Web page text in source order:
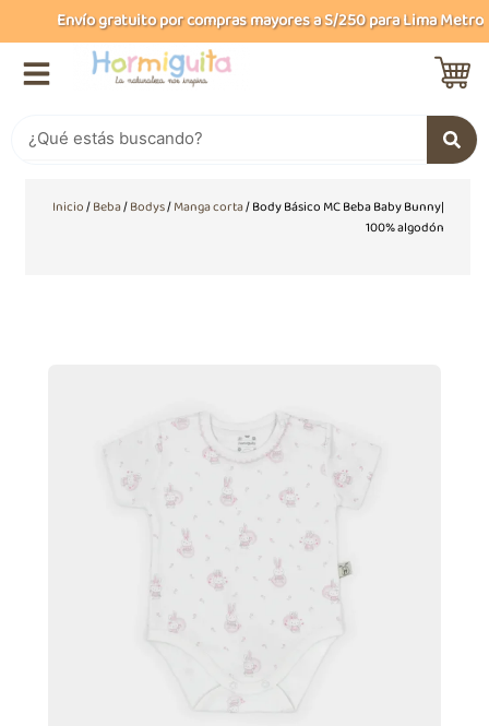
al
contenido
Envío gratuito por compras mayores a S/250 para Lima
Inicio/Beba/Bodys/Manga corta/ Body Básico MC Beba Baby Bunny|
100% algodón